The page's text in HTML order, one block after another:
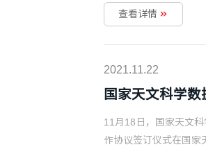
查看详情
2021.11.22
国家天文科学
11月18日，国家天文
作协议签订仪式在国家